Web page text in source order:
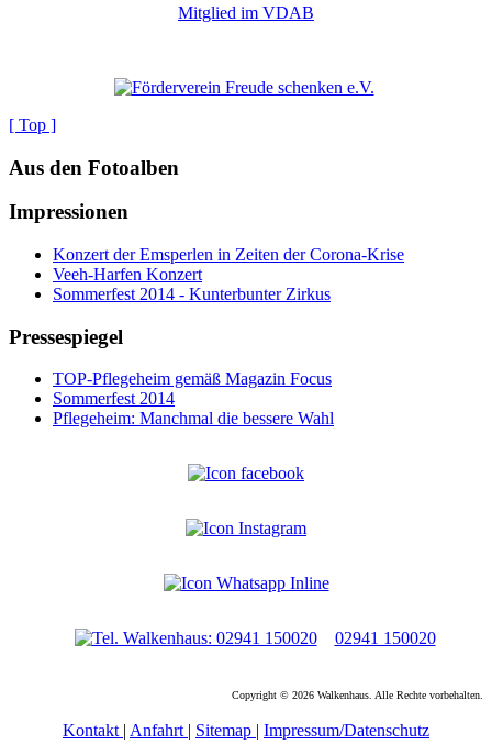
Mitglied im VDAB
[ Top ]
Aus den Fotoalben
Impressionen
Konzert der Emsperlen in Zeiten der Corona-Krise
Veeh-Harfen Konzert
Sommerfest 2014 - Kunterbunter Zirkus
Pressespiegel
TOP-Pflegeheim gemäß Magazin Focus
Sommerfest 2014
Pflegeheim: Manchmal die bessere Wahl
02941 150020
Copyright © 2026 Walkenhaus. Alle Rechte vorbehalten.
Kontakt | Anfahrt | Sitemap | Impressum/Datenschutz